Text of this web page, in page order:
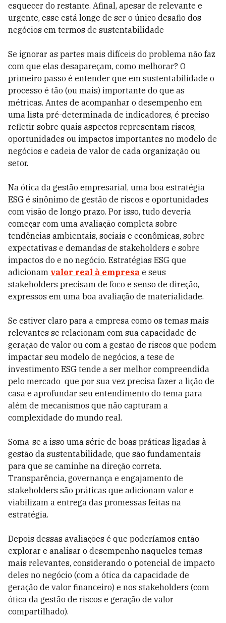
esquecer do restante. Afinal, apesar de relevante e
urgente, esse está longe de ser o único desafio dos
negócios em termos de sustentabilidade
Se ignorar as partes mais difíceis do problema não faz
com que elas desapareçam, como melhorar? O
primeiro passo é entender que em sustentabilidade o
processo é tão (ou mais) importante do que as
métricas. Antes de acompanhar o desempenho em
uma lista pré-determinada de indicadores, é preciso
refletir sobre quais aspectos representam riscos,
oportunidades ou impactos importantes no modelo de
negócios e cadeia de valor de cada organização ou
setor.
Na ótica da gestão empresarial, uma boa estratégia
ESG é sinônimo de gestão de riscos e oportunidades
com visão de longo prazo. Por isso, tudo deveria
começar com uma avaliação completa sobre
tendências ambientais, sociais e econômicas, sobre
expectativas e demandas de stakeholders e sobre
impactos do e no negócio. Estratégias ESG que
adicionam valor real à empresa e seus
stakeholders precisam de foco e senso de direção,
expressos em uma boa avaliação de materialidade.
Se estiver claro para a empresa como os temas mais
relevantes se relacionam com sua capacidade de
geração de valor ou com a gestão de riscos que podem
impactar seu modelo de negócios, a tese de
investimento ESG tende a ser melhor compreendida
pelo mercado que por sua vez precisa fazer a lição de
casa e aprofundar seu entendimento do tema para
além de mecanismos que não capturam a
complexidade do mundo real.
Soma-se a isso uma série de boas práticas ligadas à
gestão da sustentabilidade, que são fundamentais
para que se caminhe na direção correta.
Transparência, governança e engajamento de
stakeholders são práticas que adicionam valor e
viabilizam a entrega das promessas feitas na
estratégia.
Depois dessas avaliações é que poderíamos então
explorar e analisar o desempenho naqueles temas
mais relevantes, considerando o potencial de impacto
deles no negócio (com a ótica da capacidade de
geração de valor financeiro) e nos stakeholders (com
ótica da gestão de riscos e geração de valor
compartilhado).